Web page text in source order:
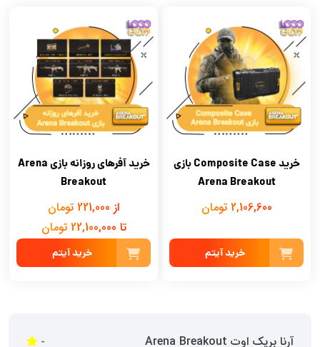
خرید Composite Case بازی
Arena Breakout
2,106,600 تومان
خرید آیتم
خرید آفرهای روزانه بازی Arena
Breakout
از 221,000 تومان
تا 22,100,000 تومان
خرید آیتم
آرنا بریک اوت Arena Breakout -